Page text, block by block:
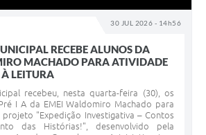
30 JUL 2026 - 14h56
RECEBE ALUNOS DA
MACHADO PARA ATIVIDADE
LEITURA
recebeu, nesta quarta-feira (30), os
I A da EMEI Waldomiro Machado para
"Expedição Investigativa – Contos
das Histórias!", desenvolvido pela